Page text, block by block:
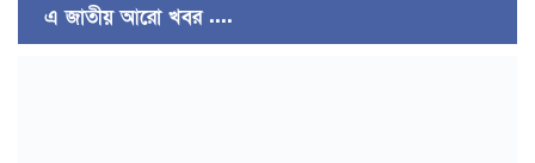
এ জাতীয় আরো খবর ....